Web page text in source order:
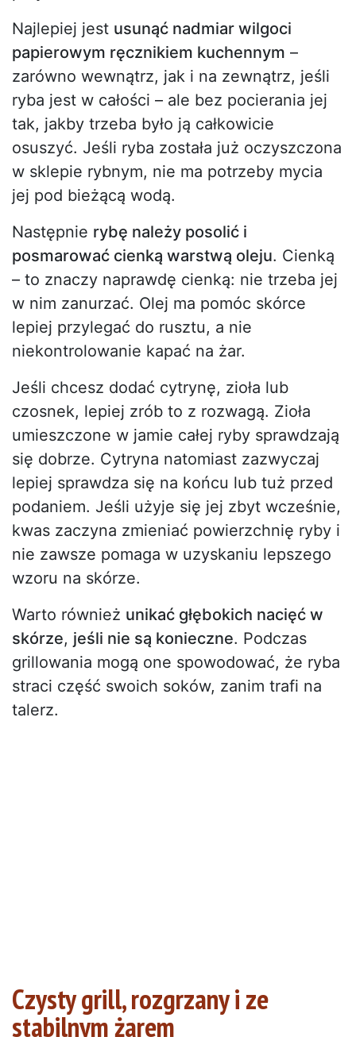
Najlepiej jest usunąć nadmiar wilgoci
papierowym ręcznikiem kuchennym –
zarówno wewnątrz, jak i na zewnątrz, jeśli
ryba jest w całości – ale bez pocierania jej
tak, jakby trzeba było ją całkowicie
osuszyć. Jeśli ryba została już oczyszczona
w sklepie rybnym, nie ma potrzeby mycia
jej pod bieżącą wodą.
Następnie rybę należy posolić i
posmarować cienką warstwą oleju. Cienką
– to znaczy naprawdę cienką: nie trzeba jej
w nim zanurzać. Olej ma pomóc skórce
lepiej przylegać do rusztu, a nie
niekontrolowanie kapać na żar.
Jeśli chcesz dodać cytrynę, zioła lub
czosnek, lepiej zrób to z rozwagą. Zioła
umieszczone w jamie całej ryby sprawdzają
się dobrze. Cytryna natomiast zazwyczaj
lepiej sprawdza się na końcu lub tuż przed
podaniem. Jeśli użyje się jej zbyt wcześnie,
kwas zaczyna zmieniać powierzchnię ryby i
nie zawsze pomaga w uzyskaniu lepszego
wzoru na skórze.
Warto również unikać głębokich nacięć w
skórze, jeśli nie są konieczne. Podczas
grillowania mogą one spowodować, że ryba
straci część swoich soków, zanim trafi na
talerz.
Czysty grill, rozgrzany i ze
stabilnym żarem